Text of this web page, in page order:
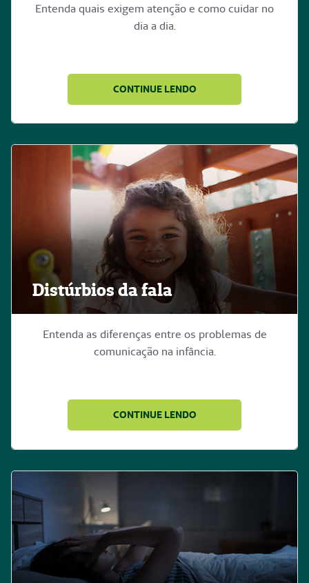
Entenda quais exigem atenção e como cuidar no
dia a dia.
CONTINUE LENDO
Distúrbios da fala
Entenda as diferenças entre os problemas de
comunicação na infância.
CONTINUE LENDO